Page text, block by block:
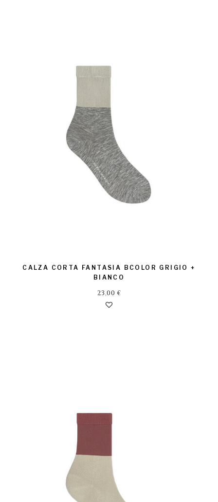
CALZA CORTA FANTASIA BCOLOR GRIGIO +
BIANCO
23,00€